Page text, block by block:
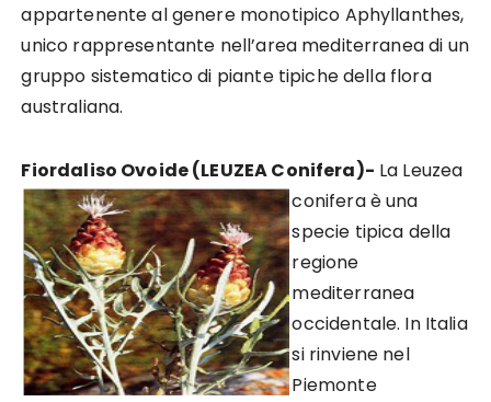
appartenente al genere monotipico Aphyllanthes,
unico rappresentante nell’area mediterranea di un
gruppo sistematico di piante tipiche della flora
australiana.
Fiordaliso Ovoide (LEUZEA Conifera)- La Leuzea
conifera è una
specie tipica della
regione
mediterranea
occidentale. In Italia
si rinviene nel
Piemonte